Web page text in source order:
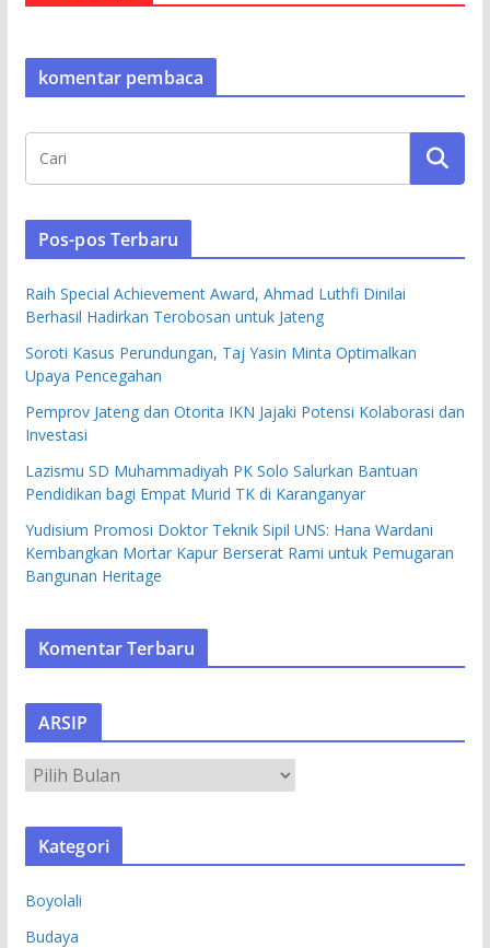
komentar pembaca
Pos-pos Terbaru
Raih Special Achievement Award, Ahmad Luthfi Dinilai
Berhasil Hadirkan Terobosan untuk Jateng
Soroti Kasus Perundungan, Taj Yasin Minta Optimalkan
Upaya Pencegahan
Pemprov Jateng dan Otorita IKN Jajaki Potensi Kolaborasi dan
Investasi
Lazismu SD Muhammadiyah PK Solo Salurkan Bantuan
Pendidikan bagi Empat Murid TK di Karanganyar
Yudisium Promosi Doktor Teknik Sipil UNS: Hana Wardani
Kembangkan Mortar Kapur Berserat Rami untuk Pemugaran
Bangunan Heritage
Komentar Terbaru
ARSIP
R
S
Kategori
Boyolali
Budaya